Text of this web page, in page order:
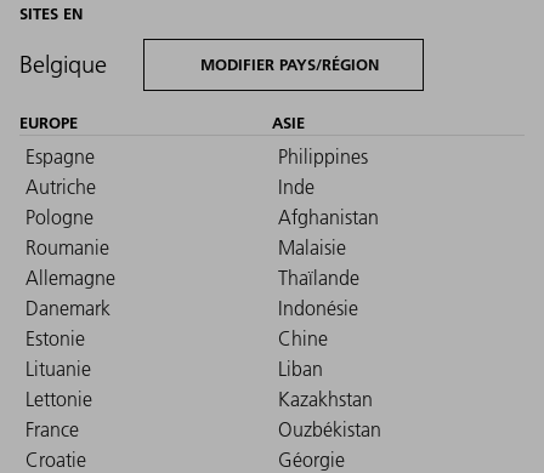
SITES EN
Belgique MODIFIER PAYS/RÉGION
EUROPE
Espagne
Autriche
Pologne
Roumanie
Allemagne
Danemark
Estonie
Lituanie
Lettonie
France
Croatie
ASIE
Philippines
Inde
Afghanistan
Malaisie
Thaïlande
Indonésie
Chine
Liban
Kazakhstan
Ouzbékistan
Géorgie